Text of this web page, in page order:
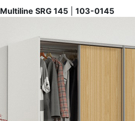
Multiline SRG 145 103-0145